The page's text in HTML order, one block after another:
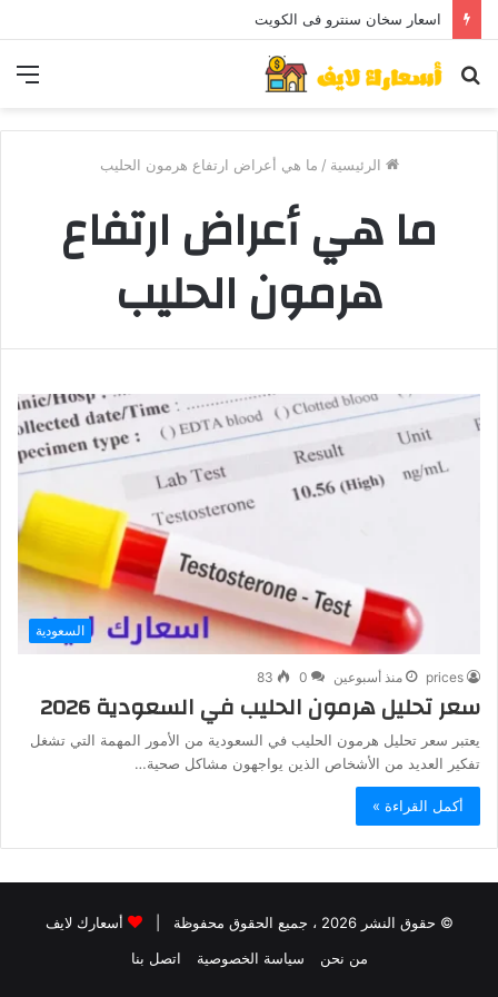
اسعار سخان سنترو فى الكويت
بحث
الرئيسية / ما هي أعراض ارتفاع هرمون الحليب
ما هي أعراض ارتفاع
هرمون الحليب
السعودية
prices منذ أسبوعين 0
83
سعر تحليل هرمون الحليب في السعودية 2026
يعتبر سعر تحليل هرمون الحليب في السعودية من الأمور المهمة التي تشغل
تفكير العديد من الأشخاص الذين يواجهون مشاكل صحية…
أكمل القراءة »
© حقوق النشر 2026 ، جميع الحقوق محفوظة |
أسعارك لايف
من نحن
سياسة الخصوصية اتصل بنا